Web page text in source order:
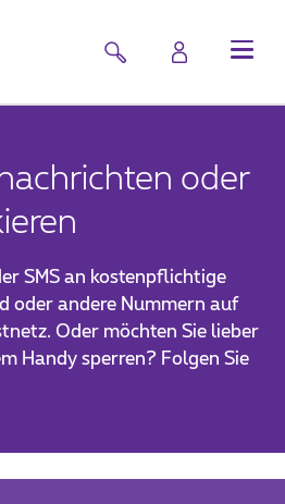
oder
SMS an kostenpflichtige
oder andere Nummern auf
Oder möchten Sie lieber
Handy sperren? Folgen Sie